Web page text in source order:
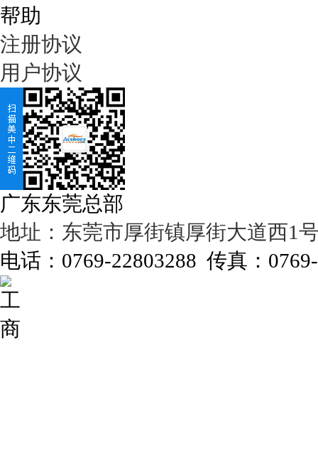
帮助
注册协议
用户协议
广东东莞总部
地址：东莞市厚街镇厚街大道西1
电话：0769-22803288 传真：